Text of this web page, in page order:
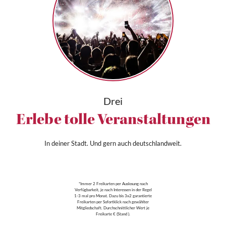
Drei
Erlebe tolle Veranstaltungen
In deiner Stadt. Und gern auch deutschlandweit.
*Immer 2 Freikarten per Auslosung nach
Verfügbarkeit, je nach Interessen in der Regel
1-3 mal pro Monat. Dazu bis 3x2 garantierte
Freikarten per Sofortklick nach gewählter
Mitgliedschaft. Durchschnittlicher Wert je
Freikarte € (Stand ).